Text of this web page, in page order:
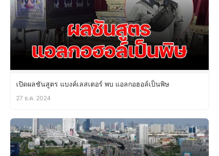
เปิดผลชันสูตร แบงค์เลสเตอร์ พบ แอลกอฮอล์เป็นพิษ
27 ธ.ค. 2024